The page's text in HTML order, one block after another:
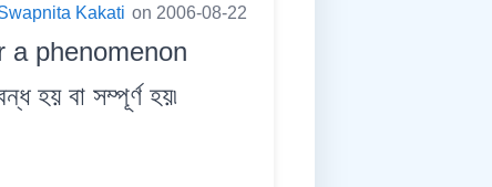
Kakati on 2006-08-22
a phenomenon
হয় বা সম্পূৰ্ণ হয়৷